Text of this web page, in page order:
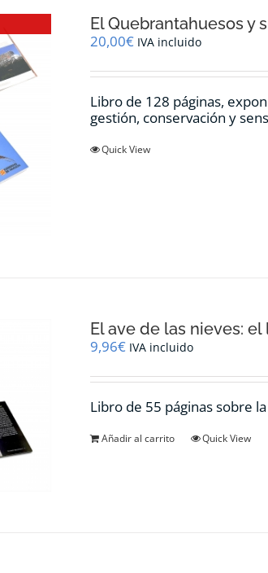
El Quebrantahuesos y
20,00€ IVA incluido
Libro de 128 páginas,
gestión, conservación y
Quick View
El ave de las nieves:
9,96€ IVA incluido
Libro de 55 páginas sobre
Añadir al carrito Quick View